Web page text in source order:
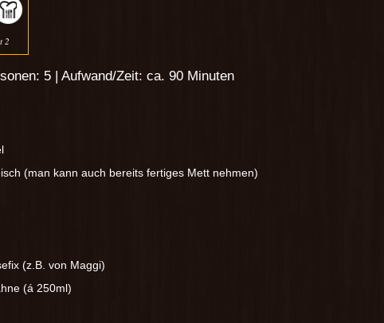
2
5 | Aufwand/Zeit: ca. 90 Minuten
(man kann auch bereits fertiges Mett nehmen)
(z.B. von Maggi)
(á 250ml)